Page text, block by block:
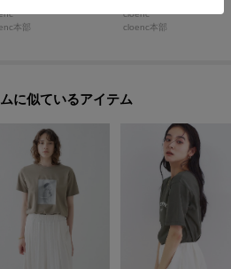
本部
cloenc
cloenc本部
に似ているアイテム